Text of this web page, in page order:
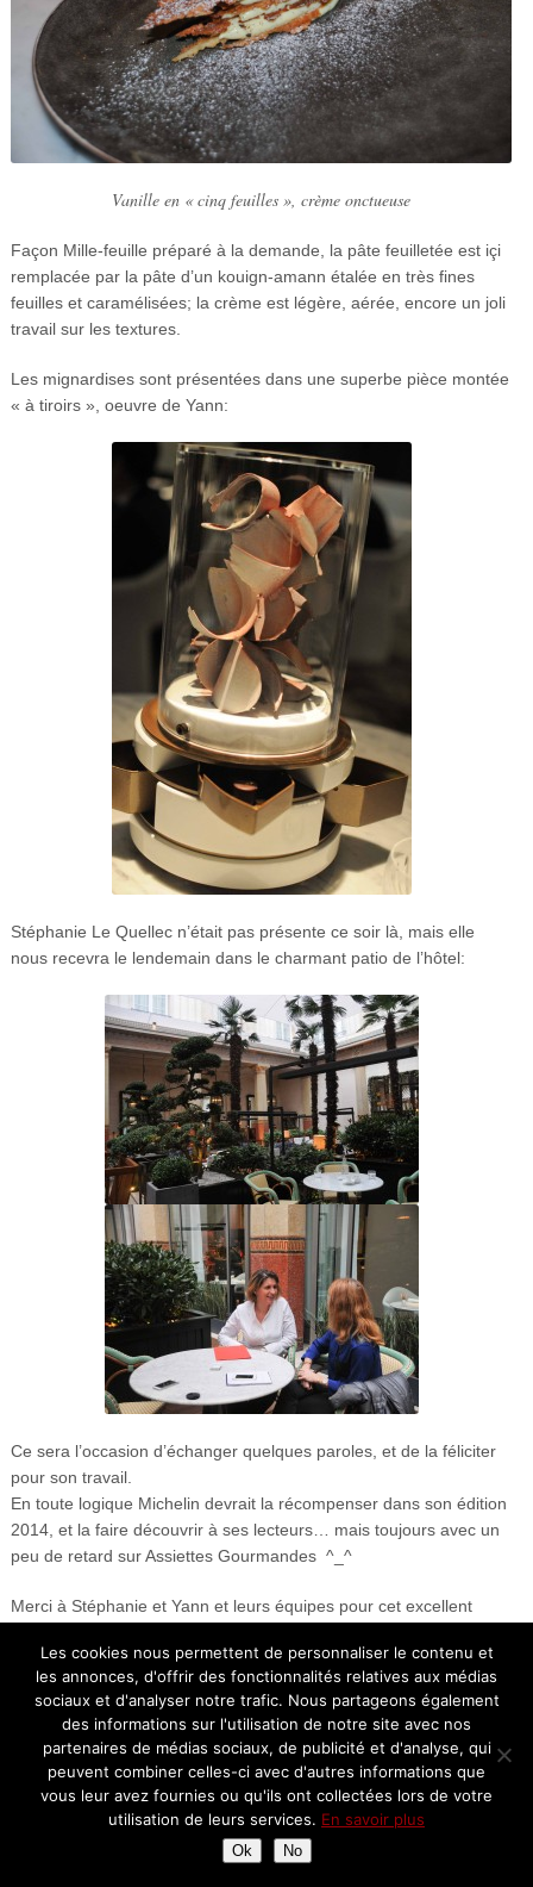
Vanille en « cinq feuilles », crème onctueuse
Façon Mille-feuille préparé à la demande, la pâte feuilletée est içi
remplacée par la pâte d’un kouign-amann étalée en très fines
feuilles et caramélisées; la crème est légère, aérée, encore un joli
travail sur les textures.
Les mignardises sont présentées dans une superbe pièce montée
« à tiroirs », oeuvre de Yann:
Stéphanie Le Quellec n’était pas présente ce soir là, mais elle
nous recevra le lendemain dans le charmant patio de l’hôtel:
Ce sera l’occasion d’échanger quelques paroles, et de la féliciter
pour son travail.
En toute logique Michelin devrait la récompenser dans son édition
2014, et la faire découvrir à ses lecteurs… mais toujours avec un
peu de retard sur Assiettes Gourmandes ^_^
Merci à Stéphanie et Yann et leurs équipes pour cet excellent
Restaurant La Scène/ Hôtel Prince de Galles
33 Avenue George V,
75008 Paris
tél: 01 53 23 78 50
Les cookies nous permettent de personnaliser le contenu et
les annonces, d'offrir des fonctionnalités relatives aux médias
sociaux et d'analyser notre trafic. Nous partageons également
des informations sur l'utilisation de notre site avec nos
partenaires de médias sociaux, de publicité et d'analyse, qui
peuvent combiner celles-ci avec d'autres informations que
vous leur avez fournies ou qu'ils ont collectées lors de votre
utilisation de leurs services. En savoir plus
Ok No